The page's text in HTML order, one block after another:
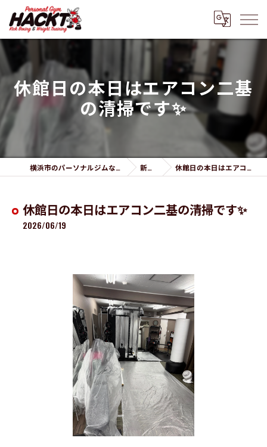
休館日の本日はエアコン二基
の清掃です✨
横浜市のパーソナルジムならPersonal Gym HACKT 新着情報 休館日の本日はエアコン二基の清掃です✨
休館日の本日はエアコン二基の清掃です✨
2026/06/19